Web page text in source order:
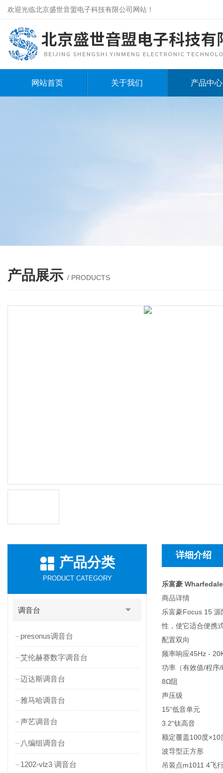
欢迎光临北京盛世音盟电子科技有限公司网站！
网站首页 关于我们 产品中心
产品展示 / PRODUCTS
产品分类
PRODUCT CATEGORY
调音台
presonus调音台
艾伦赫赛数字调音台
迈达斯调音台
雅马哈调音台
声艺调音台
八编组调音台
1202-vlz3 调音台
详细介绍
乐富豪
商品详情
乐富豪Focus 15
性，使它适合便携
配置双向
频率响应45Hz -
功率（有效值/程序
8Ω阻
声压级
15“低音单元
3.2“钛高音
额定覆盖100度×10
波导型正方形
吊装点m1011 4飞